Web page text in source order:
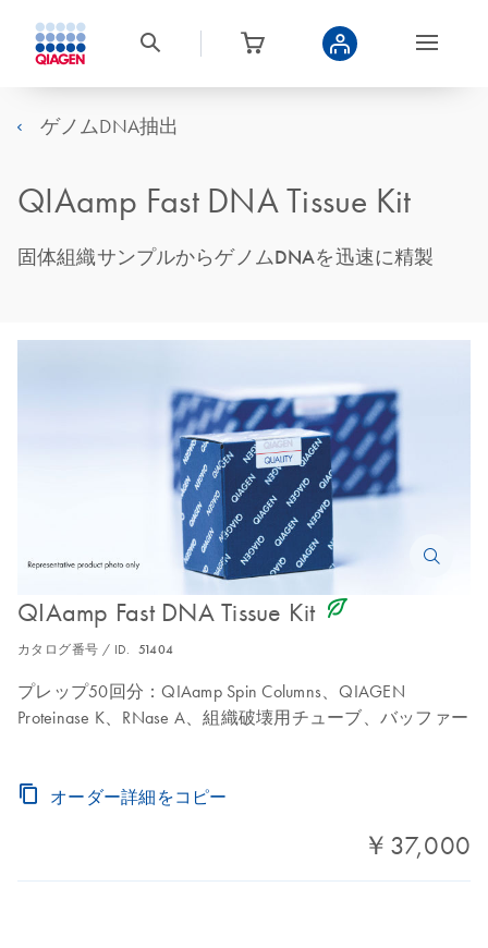
ゲノムDNA抽出
QIAamp Fast DNA Tissue Kit
固体組織サンプルからゲノムDNAを迅速に精製
QIAamp Fast DNA Tissue Kit icon_0368_ls_gen_eco_friendly-s
カタログ番号 / ID. 51404
プレップ50回分：QIAamp Spin Columns、QIAGEN
Proteinase K、RNase A、組織破壊用チューブ、バッファー
オーダー詳細をコピー
￥37,000